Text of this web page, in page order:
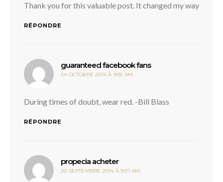
Thank you for this valuable post. It changed my way
RÉPONDRE
guaranteed facebook fansdit :
24 OCTOBRE 2014 À 9:35 AM
During times of doubt, wear red. -Bill Blass
RÉPONDRE
propecia acheterdit :
20 SEPTEMBRE 2014 À 9:01 AM